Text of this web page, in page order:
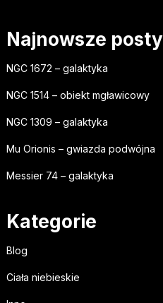
Najnowsze posty
NGC 1672 – galaktyka
NGC 1514 – obiekt mgławicowy
NGC 1309 – galaktyka
Mu Orionis – gwiazda podwójna
Messier 74 – galaktyka
Kategorie
Blog
Ciała niebieskie